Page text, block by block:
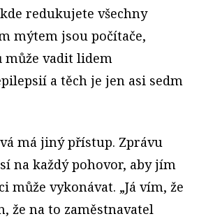
redukujete všechny
mýtem jsou počítače,
vadit lidem
a těch je jen asi sedm
má jiný přístup. Zprávu
na každý pohovor, aby jím
může vykonávat. „Já vím, že
že na to zaměstnavatel